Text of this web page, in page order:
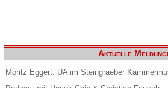
Aktuelle
Moritz Eggert. UA im Steingraeber